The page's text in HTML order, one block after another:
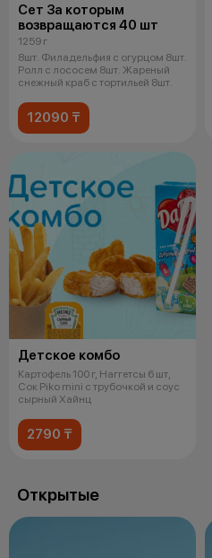
Сет За которым
возвращаются 40 шт
1259 г
8шт. Филадельфия с огурцом 8шт.
Ролл с лососем 8шт. Жареный
снежный краб с тортильей 8шт.
12090 ₸
Детское комбо
Картофель 100 г, Наггетсы 6 шт,
Сок Piko mini с трубочкой и соус
сырный Хайнц
2790 ₸
Открытые